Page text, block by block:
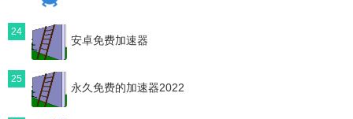
24
安卓免费加速器
25
永久免费的加速器2022